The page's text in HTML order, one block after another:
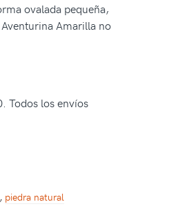
ovalada pequeña,
Amarilla no
Todos los envíos
, piedra natural